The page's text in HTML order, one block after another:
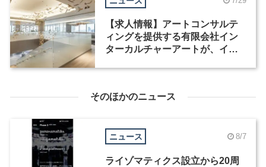
【求人情報】アートコンサルテ
ィングを提供する有限会社イン
ターカルチャーアートが、イン
そのほかのニュース
ニュース 8/7
ライゾマティクス設立から20周